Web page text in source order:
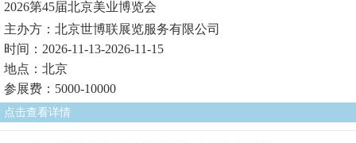
2026第45届北京美业博览会
主办方：北京世博联展览服务有限公司
时间：2026-11-13-2026-11-15
地点：北京
参展费：5000-10000
点击查看详情